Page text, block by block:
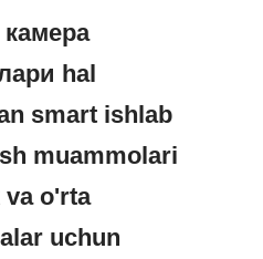
hal
smart ishlab
muammolari
o'rta
uchun